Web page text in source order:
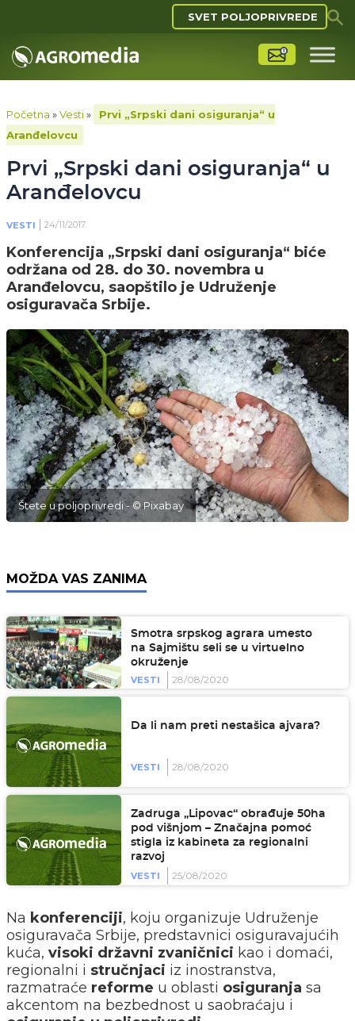
SVET POLJOPRIVREDE
Početna »Vesti»
Prvi „Srpski dani osiguranja“ u
Aranđelovcu
Prvi „Srpski dani osiguranja“ u
Aranđelovcu
VESTI 24/11/2017
Konferencija „Srpski dani osiguranja“ biće
održana od 28. do 30. novembra u
Aranđelovcu, saopštilo je Udruženje
osiguravača Srbije.
Štete u poljoprivredi - © Pixabay
MOŽDA VAS ZANIMA
Smotra srpskog agrara umesto
na Sajmištu seli se u virtuelno
okruženje
VESTI
28/08/2020
Da li nam preti nestašica ajvara?
VESTI 28/08/2020
Zadruga „Lipovac“ obrađuje 50ha
pod višnjom – Značajna pomoć
stigla iz kabineta za regionalni
razvoj
VESTI
25/08/2020
Na konferenciji, koju organizuje Udruženje
osiguravača Srbije, predstavnici osiguravajućih
kuća, visoki državni zvaničnici kao i domaći,
regionalni i stručnjaci iz inostranstva,
razmatraće reforme u oblasti osiguranja sa
akcentom na bezbednost u saobraćaju i